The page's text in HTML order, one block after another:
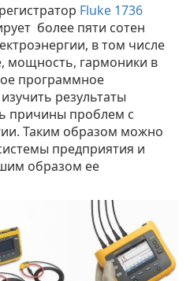
Fluke 1736
более пяти сотен
в том числе
мощность, гармоники в
программное
результаты
причины проблем с
Таким образом можно
предприятия и
образом ее